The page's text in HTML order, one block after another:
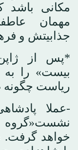
مکانی
مهمان
جذابیتش و
*پس از
بیست» را به
ریاست
-عملا
نشست«گروه
خواهد